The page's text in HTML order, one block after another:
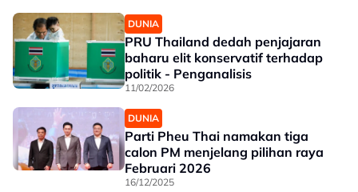
DUNIA
PRU Thailand dedah penjajaran
baharu elit konservatif terhadap
politik - Penganalisis
11/02/2026
DUNIA
Parti Pheu Thai namakan tiga
calon PM menjelang pilihan raya
Februari 2026
16/12/2025